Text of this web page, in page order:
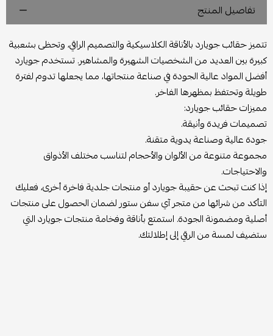
تفاصيل المنتج
تتميز حقائب جويارد بالأناقة الكلاسيكية والتصميم الراقي، وتحظى بشعبية
كبيرة بين العديد من الشخصيات الشهيرة والمشاهير. تستخدم جويارد
أفضل المواد عالية الجودة في صناعة منتجاتها، مما يجعلها تدوم لفترة
طويلة وتحتفظ بمظهرها الفاخر.
مميزات حقائب جويارد:
تصميمات فريدة وأنيقة.
جودة عالية وصناعة يدوية متقنة.
مجموعة متنوعة من الألوان والأحجام لتناسب مختلف الأذواق
والاحتياجات.
إذا كنت تبحث عن حقيبة جويارد أو منتجات جلدية فاخرة أخرى، فعليك
التأكد من شرائها من متجر آي سفن ستور لضمان الحصول على منتجات
أصلية ومضمونة الجودة. استمتع بأناقة وفخامة منتجات جويارد التي
ستضيف لمسة من الرقي إلى إطلالتك.